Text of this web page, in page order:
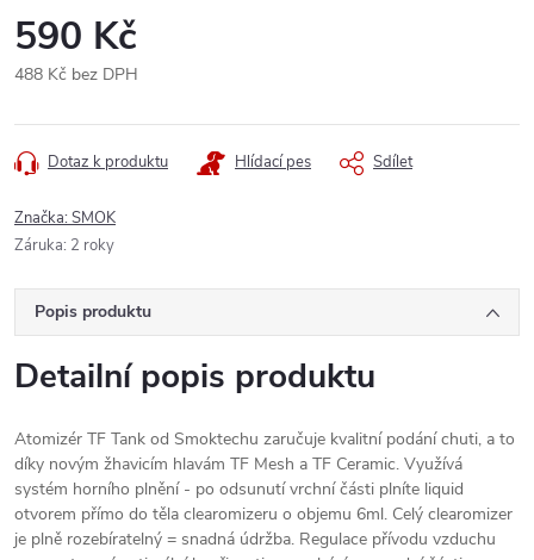
590 Kč
488 Kč bez DPH
cena:
Dotaz k produktu Hlídací pes Sdílet
Značka:SMOK
Záruka: 2 roky
Popis produktu
Detailní popis produktu
Atomizér TF Tank od Smoktechu zaručuje kvalitní podání chuti, a to
díky novým žhavicím hlavám TF Mesh a TF Ceramic. Využívá
systém horního plnění - po odsunutí vrchní části plníte liquid
otvorem přímo do těla clearomizeru o objemu 6ml. Celý clearomizer
je plně rozebíratelný = snadná údržba. Regulace přívodu vzduchu